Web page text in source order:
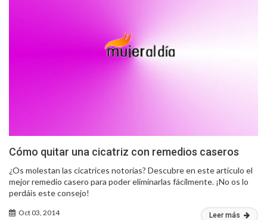
Cómo quitar una cicatriz con remedios caseros
¿Os molestan las cicatrices notorias? Descubre en este artículo el
mejor remedio casero para poder eliminarlas fácilmente. ¡No os lo
perdáis este consejo!
Oct 03, 2014 Leer más